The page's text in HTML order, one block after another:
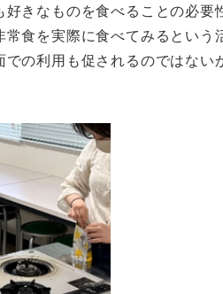
きなものを食べることの必要
食を実際に食べてみるという
の利用も促されるのではない